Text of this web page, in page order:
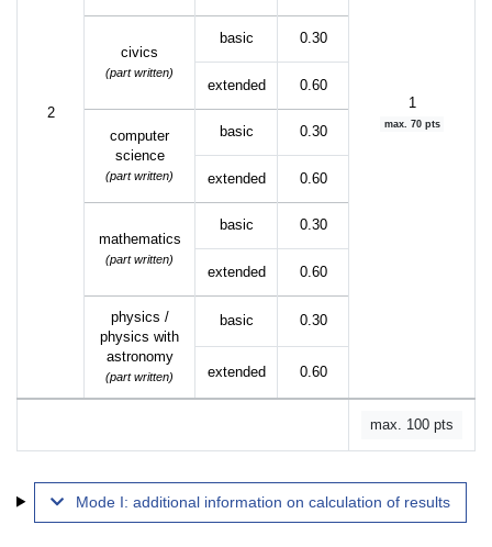
2
1
max. 70 pts
civics
(part written)
basic 0.30
extended 0.60
computer
science
(part written)
basic 0.30
extended 0.60
mathematics
(part written)
basic 0.30
extended 0.60
physics /
physics with
astronomy
(part written)
basic 0.30
extended 0.60
max. 100 pts
Mode I: additional information on calculation of results